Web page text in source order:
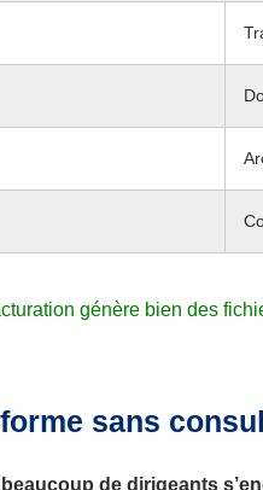
génère bien des
sans
de dirigeants